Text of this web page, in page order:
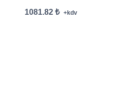
1081.82 ₺ +kdv